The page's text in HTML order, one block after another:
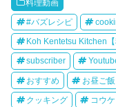
料理動画
#バズレシピ
Koh Kentetsu Kitchen
subscriber
おすすめ お昼ご飯
クッキング コウ